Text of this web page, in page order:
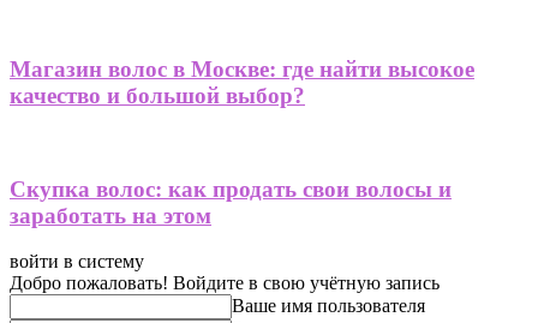
Магазин волос в Москве: где найти высокое
качество и большой выбор?
Скупка волос: как продать свои волосы и
заработать на этом
войти в систему
Добро пожаловать! Войдите в свою учётную запись
Ваше имя пользователя